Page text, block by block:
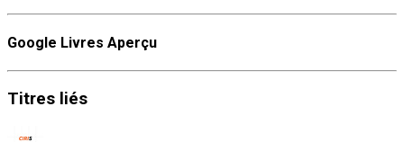
Google Livres Aperçu
Titres liés